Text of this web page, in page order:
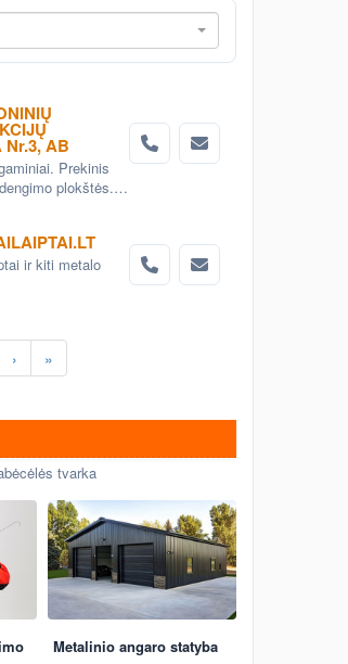
AB
Prekinis
plokštės.
žiedai. Tvoros
ir kiti metalo
› »
tvarka
Metalinio angaro statyba